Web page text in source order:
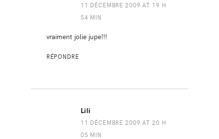
11 DÉCEMBRE 2009 AT 19 H
54 MIN
vraiment jolie jupe!!!
RÉPONDRE
Lili
11 DÉCEMBRE 2009 AT 20 H
05 MIN